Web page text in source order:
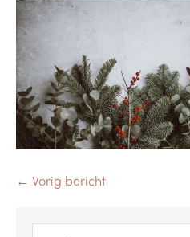
← Vorig bericht